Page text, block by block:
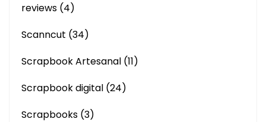
reviews (4)
Scanncut (34)
Scrapbook Artesanal (11)
Scrapbook digital (24)
Scrapbooks (3)